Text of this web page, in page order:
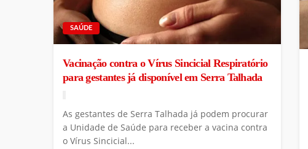
SAÚDE
Vacinação contra o Vírus Sincicial Respiratório
para gestantes já disponível em Serra Talhada
As gestantes de Serra Talhada já podem procurar
a Unidade de Saúde para receber a vacina contra
o Vírus Sincicial...